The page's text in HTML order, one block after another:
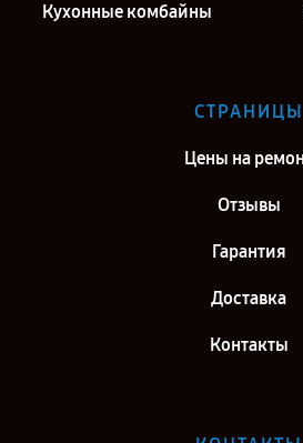
Кухонные комбайны
СТРАНИЦЫ
Цены на
Отзывы
Гарантия
Доставка
Контакты